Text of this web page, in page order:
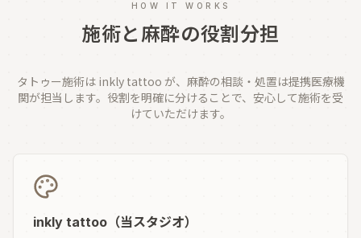
HOW IT WORKS
施術と麻酔の役割分担
タトゥー施術は inkly tattoo が、麻酔の相談・処置は提携医療機
関が担当します。役割を明確に分けることで、安心して施術を受
けていただけます。
inkly tattoo（当スタジオ）